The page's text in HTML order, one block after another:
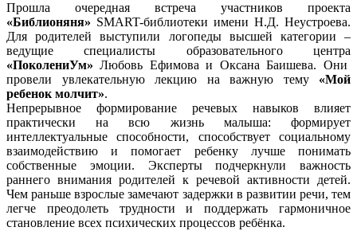
Прошла очередная встреча участников проекта
«Библионяня» SMART-библиотеки имени Н.Д. Неустроева.
Для родителей выступили логопеды высшей категории –
ведущие специалисты образовательного центра
«ПоколениУм» Любовь Ефимова и Оксана Баишева. Они
провели увлекательную лекцию на важную тему «Мой
ребенок молчит».
Непрерывное формирование речевых навыков влияет
практически на всю жизнь малыша: формирует
интеллектуальные способности, способствует социальному
взаимодействию и помогает ребенку лучше понимать
собственные эмоции. Эксперты подчеркнули важность
раннего внимания родителей к речевой активности детей.
Чем раньше взрослые замечают задержки в развитии речи, тем
легче преодолеть трудности и поддержать гармоничное
становление всех психических процессов ребёнка.